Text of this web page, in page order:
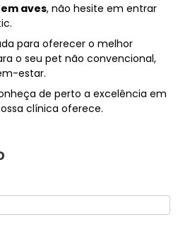
aves, não hesite em entrar
para oferecer o melhor
o seu pet não convencional,
estar.
de perto a excelência em
clínica oferece.